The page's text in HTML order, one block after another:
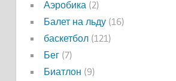
Аэробика (2)
Балет на льду(16)
баскетбол(121)
Бег(7)
Биатлон (9)